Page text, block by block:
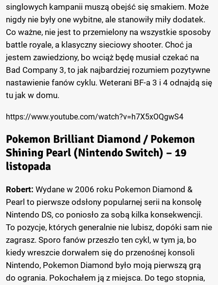
singlowych kampanii muszą obejść się smakiem. Może
nigdy nie były one wybitne, ale stanowiły miły dodatek.
Co ważne, nie jest to przemielony na wszystkie sposoby
battle royale, a klasyczny sieciowy shooter. Choć ja
jestem zawiedziony, bo wciąż będę musiał czekać na
Bad Company 3, to jak najbardziej rozumiem pozytywne
nastawienie fanów cyklu. Weterani BF-a 3 i 4 odnajdą się
tu jak w domu.
https://www.youtube.com/watch?v=h7X5xOQgwS4
Pokemon Brilliant Diamond / Pokemon
Shining Pearl (Nintendo Switch) – 19
listopada
Robert: Wydane w 2006 roku Pokemon Diamond &
Pearl to pierwsze odsłony popularnej serii na konsolę
Nintendo DS, co poniosło za sobą kilka konsekwencji.
To pozycje, których generalnie nie lubisz, dopóki sam nie
zagrasz. Sporo fanów przeszło ten cykl, w tym ja, bo
kiedy wreszcie dorwałem się do przenośnej konsoli
Nintendo, Pokemon Diamond było moją pierwszą grą
do ogrania. Pokochałem ją z miejsca. Do tego stopnia,